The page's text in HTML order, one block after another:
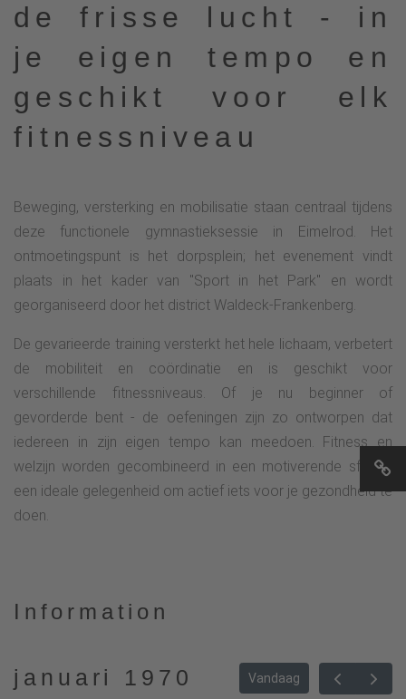
de frisse lucht - in
je eigen tempo en
geschikt voor elk
fitnessniveau
Beweging, versterking en mobilisatie staan centraal tijdens
deze functionele gymnastieksessie in Eimelrod. Het
ontmoetingspunt is het dorpsplein; het evenement vindt
plaats in het kader van "Sport in het Park" en wordt
georganiseerd door het district Waldeck-Frankenberg.
De gevarieerde training versterkt het hele lichaam, verbetert
de mobiliteit en coördinatie en is geschikt voor
verschillende fitnessniveaus. Of je nu beginner of
gevorderde bent - de oefeningen zijn zo ontworpen dat
iedereen in zijn eigen tempo kan meedoen. Fitness en
welzijn worden gecombineerd in een motiverende sfeer -
een ideale gelegenheid om actief iets voor je gezondheid te
doen.
Information
januari 1970 Vandaag